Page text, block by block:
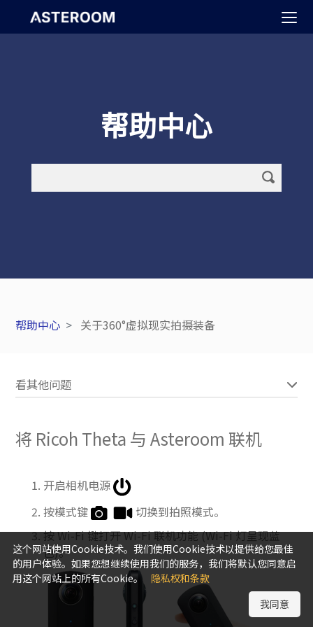
帮助中心
帮助中心 关于360°虚拟现实拍摄装备
看其他问题
将 Ricoh Theta 与 Asteroom 联机
开启相机电源
按模式键
切换到拍照模式。
按 Wi-Fi 键打开 Wi-Fi 联机功能 (Wi-Fi 灯呈现蓝
色)。
这个网站使用Cookie技术。我们使用Cookie技术以提供给您最佳
的用户体验。如果您想继续使用我们的服务，我们将默认您同意启
用这个网站上的所有Cookie。 隐私权和条款
我同意